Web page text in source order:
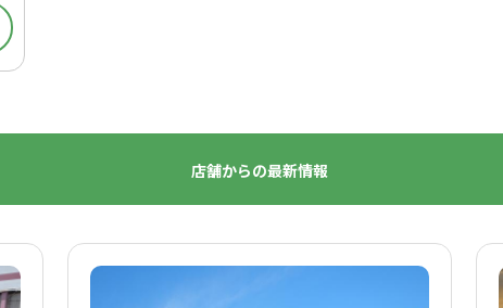
店舗からの最新情報